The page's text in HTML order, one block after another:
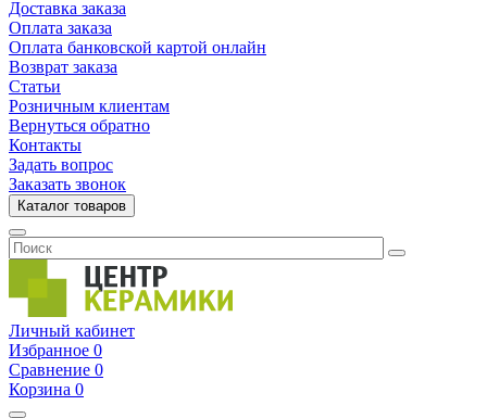
Доставка заказа
Оплата заказа
Оплата банковской картой онлайн
Возврат заказа
Статьи
Розничным клиентам
Вернуться обратно
Контакты
Задать вопрос
Заказать звонок
Каталог товаров
Личный кабинет
Избранное 0
Сравнение 0
Корзина 0